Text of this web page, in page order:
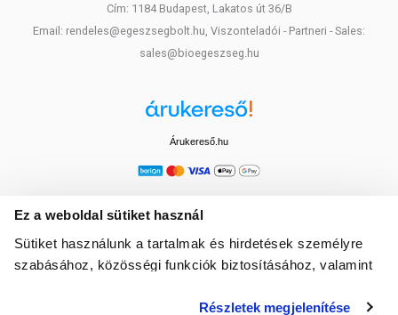
Ez a weboldal sütiket használ
Sütiket használunk a tartalmak és hirdetések személyre
szabásához, közösségi funkciók biztosításához, valamint
média-, hirdető- és elemező partnereinkkel megosztjuk az
Részletek megjelenítése
Cím: 1184 Budapest, Lakatos út 36/B
Email: rendeles@egeszsegbolt.hu, Viszonteladói - Partneri - Sales:
sales@bioegeszseg.hu
Árukereső.hu